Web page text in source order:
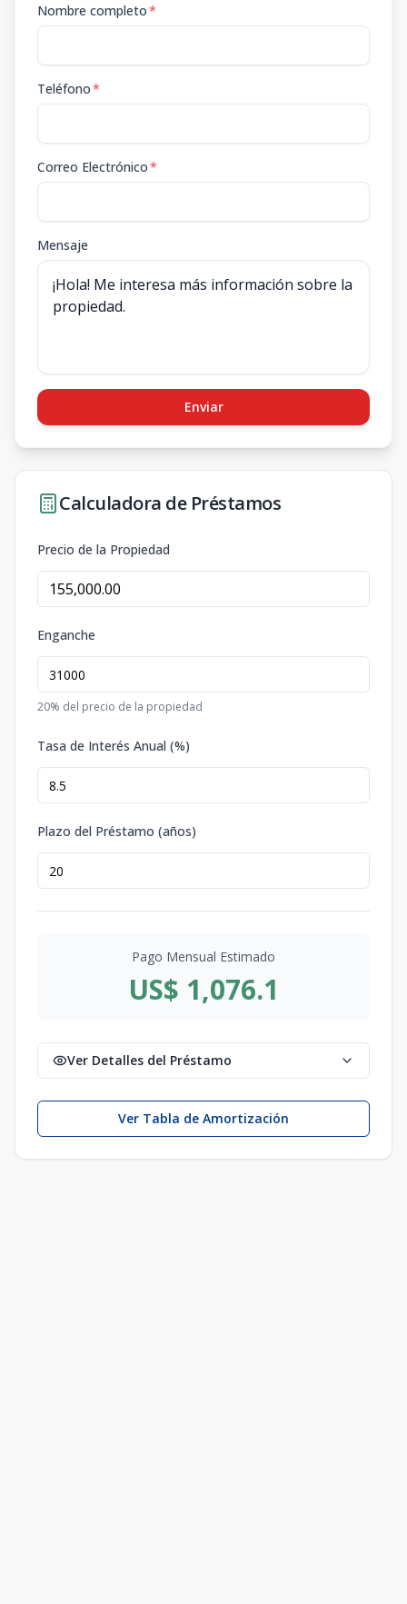
Nombre completo*
Teléfono*
Correo Electrónico*
Mensaje
Enviar
Calculadora de Préstamos
Precio de la Propiedad
Enganche
20% del precio de la propiedad
Tasa de Interés Anual (%)
Plazo del Préstamo (años)
Pago Mensual Estimado
US$ 1,076.1
Ver Detalles del Préstamo
Ver Tabla de Amortización